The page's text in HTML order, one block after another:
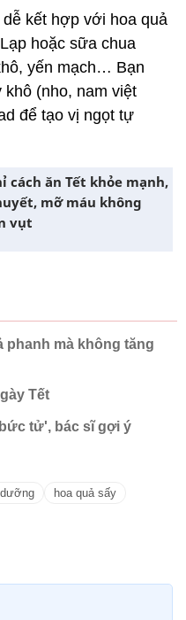
kết hợp với hoa quả
hoặc sữa chua
yến mạch… Bạn
khô (nho, nam việt
để tạo vị ngọt tự
cách ăn Tết khỏe mạnh,
mỡ máu không
vụt
phanh mà không tăng
Tết
tử', bác sĩ gợi ý
hoa quả sấy